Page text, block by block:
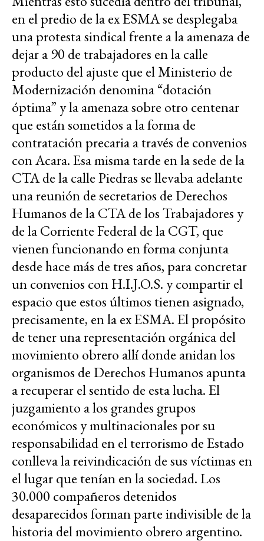
en el predio de la ex ESMA se desplegaba
una protesta sindical frente a la amenaza de
dejar a 90 de trabajadores en la calle
producto del ajuste que el Ministerio de
Modernización denomina “dotación
óptima” y la amenaza sobre otro centenar
que están sometidos a la forma de
contratación precaria a través de convenios
con Acara. Esa misma tarde en la sede de la
CTA de la calle Piedras se llevaba adelante
una reunión de secretarios de Derechos
Humanos de la CTA de los Trabajadores y
de la Corriente Federal de la CGT, que
vienen funcionando en forma conjunta
desde hace más de tres años, para concretar
un convenios con H.I.J.O.S. y compartir el
espacio que estos últimos tienen asignado,
precisamente, en la ex ESMA. El propósito
de tener una representación orgánica del
movimiento obrero allí donde anidan los
organismos de Derechos Humanos apunta
a recuperar el sentido de esta lucha. El
juzgamiento a los grandes grupos
económicos y multinacionales por su
responsabilidad en el terrorismo de Estado
conlleva la reivindicación de sus víctimas en
el lugar que tenían en la sociedad. Los
30.000 compañeros detenidos
desaparecidos forman parte indivisible de la
historia del movimiento obrero argentino.